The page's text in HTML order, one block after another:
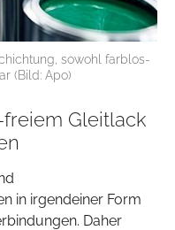
sowohl farblos-
(Bild: Apo)
freiem Gleitlack
in irgendeiner Form
Daher